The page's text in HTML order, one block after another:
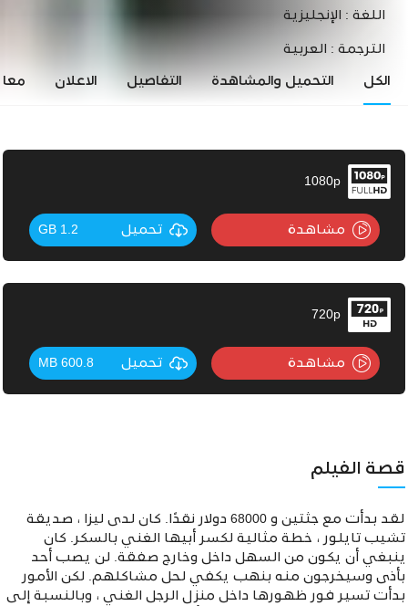
اللغة : الإنجليزية
الترجمة : العربية
الكل التحميل والمشاهدة التفاصيل الاعلان
1080p
مشاهدة تحميل 1.2 GB
720p
مشاهدة تحميل 600.8 MB
قصة الفيلم
لقد بدأت مع جثتين و 68000 دولار نقدًا. كان لدى ليزا ، صديقة
تشيب تايلور ، خطة مثالية لكسر أبيها الغني بالسكر. كان
ينبغي أن يكون من السهل داخل وخارج صفقة. لن يصب أحد
بأذى وسيخرجون منه بنهب يكفي لحل مشاكلهم. لكن الأمور
بدأت تسير فور ظهورها داخل منزل الرجل الغني ، وبالنسبة إلى